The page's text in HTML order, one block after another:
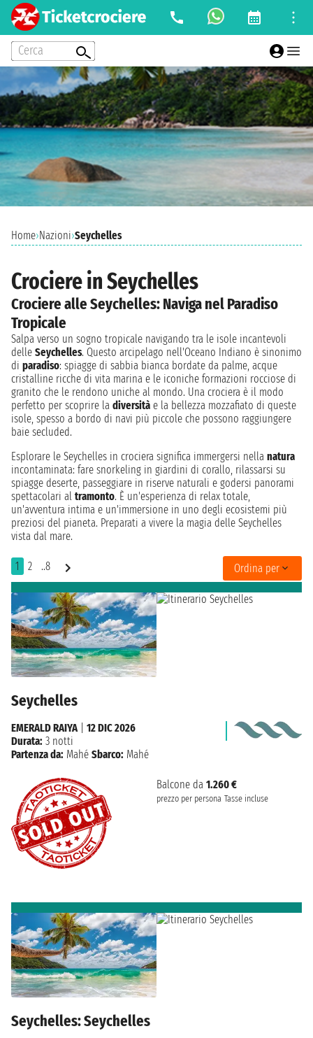
Cerca
Home›Nazioni›Seychelles
Crociere in Seychelles
Crociere alle Seychelles: Naviga nel Paradiso
Tropicale
Salpa verso un sogno tropicale navigando tra le isole incantevoli
delle Seychelles. Questo arcipelago nell'Oceano Indiano è sinonimo
di paradiso: spiagge di sabbia bianca bordate da palme, acque
cristalline ricche di vita marina e le iconiche formazioni rocciose di
granito che le rendono uniche al mondo. Una crociera è il modo
perfetto per scoprire la diversità e la bellezza mozzafiato di queste
isole, spesso a bordo di navi più piccole che possono raggiungere
baie secluded.
Esplorare le Seychelles in crociera significa immergersi nella natura
incontaminata: fare snorkeling in giardini di corallo, rilassarsi su
spiagge deserte, passeggiare in riserve naturali e godersi panorami
spettacolari al tramonto. È un'esperienza di relax totale,
un'avventura intima e un'immersione in uno degli ecosistemi più
preziosi del pianeta. Preparati a vivere la magia delle Seychelles
vista dal mare.
1 2 ..8 Ordina per
Seychelles
Balcone da 1.260 €
prezzo per persona Tasse incluse
EMERALD RAIYA| 12 DIC 2026
Durata: 3 notti
Partenza da: Mahé Sbarco: Mahé
Seychelles: Seychelles